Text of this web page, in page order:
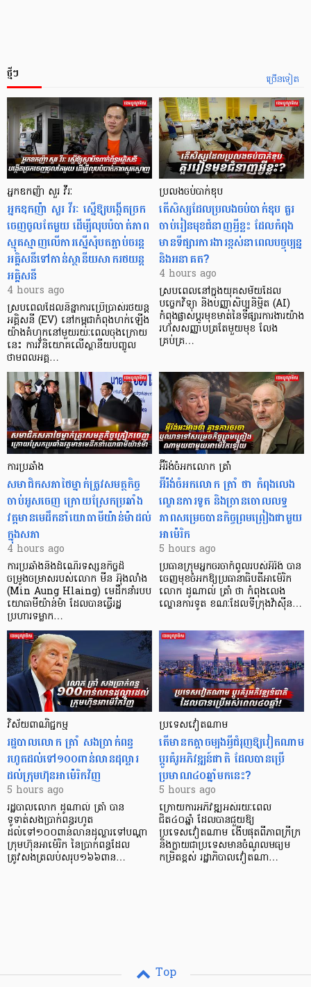
ច្រើនទៀត
ថ្មីៗ
អ្នកឧកញ៉ា សួរ វីរៈ
អ្នកឧកញ៉ា សួរ វីរៈ ស្នើឱ្យបង្កើតច្រក
ចេញចូលតែមួយ ដើម្បីលុបបំបាត់ភាព
ស្មុគស្មាញលើការស្នើសុំបតភ្ជាប់ចរន្ត
អគ្គិសនីទៅកាន់ស្ថានីយសាករថយន្ត
អគ្គិសនី
4 hours ago
ស្របពេលដែលនិន្នាការប្រើប្រាស់រថយន្ត
អគ្គិសនី (EV) នៅកម្ពុជាកំពុងហក់ឡើង
យ៉ាងគំហុកនៅមួយរយៈពេលចុងក្រោយ
នេះ ការវិនិយោគលើស្ថានីយបញ្ចូល
ថាមពលអគ្គ…
ប្រលងចប់បាក់ឌុប
តើសិស្សដែលប្រលងចប់បាក់ឌុប គួរ
ចាប់រៀនមុខជំនាញអ្វីខ្លះ ដែលកំពុង
មានទីផ្សារការងារខ្ពស់នាពេលបច្ចុប្បន្ន
និងអនាគត?
4 hours ago
ស្របពេលនៅក្នុងយុគសម័យដែល
បច្ចេកវិទ្យា និងបញ្ញាសិប្បនិម្មិត (AI)
កំពុងផ្លាស់ប្តូរមុខមាត់នៃទីផ្សារការងារយ៉ាង
រហ័សសញ្ញាបត្រតែមួយមុខ លែង
គ្រប់គ្រ…
ការប្រឆាំង
សមាជិកសភាថៃម្នាក់ត្រូវសមត្ថកិច្ច
ចាប់អូសចេញ ក្រោយស្រែកប្រឆាំង
វត្តមានមេដឹកនាំយោធាមីយ៉ាន់ម៉ាដល់
ក្នុងសភា
4 hours ago
ការប្រឆាំងនឹងដំណើរទស្សនកិច្ចដ៏
ចម្រូងចម្រាសរបស់លោក មីន អ៊ុងលាំង
(Min Aung Hlaing) មេដឹកនាំរបប
យោធាមីយ៉ាន់ម៉ា ដែលបានធ្វើរដ្ឋ
ប្រហារទម្លាក…
អ៊ីរ៉ង់ចំអកលោក ត្រាំ
អ៊ីរ៉ង់ចំអកលោក ត្រាំ ថា កំពុងលេង
ល្ខោនការទូត និងច្រានចោលលទ្ធ
ភាពសម្រេចបានកិច្ចព្រមព្រៀងជាមួយ
អាម៉េរិក
5 hours ago
ប្រធានក្រុមអ្នកចរចាកំពូលរបស់អ៊ីរ៉ង់ បាន
ចេញមុខចំអកឱ្យប្រធានាធិបតីអាម៉េរិក
លោក ដូណាល់ ត្រាំ ថា កំពុងលេង
ល្ខោនការទូត ខណៈដែលទីក្រុងវ៉ាស៊ីន…
វិស័យ​ពាណិជ្ជកម្ម
រដ្ឋបាលលោក ត្រាំ សងប្រាក់ពន្ធ
រហូតដល់ទៅ១០០ពាន់លានដុល្លារ
ដល់ក្រុមហ៊ុនអាម៉េរិកវិញ
5 hours ago
រដ្ឋបាលលោក ដូណាល់ ត្រាំ បាន​
ទូទាត់សងប្រាក់ពន្ធរហូត
ដល់ទៅ១០០ពាន់លានដុល្លារទៅបណ្ដា
ក្រុមហ៊ុនអាម៉េរិក នៃប្រាក់ពន្ធដែល
ត្រូវសងត្រលប់សរុប១៦៦ពាន…
ប្រទេសវៀតណាម
តើមានកត្តាចម្បងអ្វីជំរុញឱ្យវៀតណាម
ប្តូរគំរូអភិវឌ្ឍន៍ជាតិ ដែលបានប្រើ
ប្រមាណ៤០ឆ្នាំមកនេះ?
5 hours ago
ក្រោយការអភិវឌ្ឍអស់រយៈពេល
ជិត៤០ឆ្នាំ ដែលបានជួយឱ្យ​
ប្រទេសវៀតណាម ងើប​ផុតពីភាពក្រីក្រ
និងក្លាយជាប្រទេសមានចំណូលមធ្យម
កម្រិតខ្ពស់ រដ្ឋាភិបាលវៀតណា…
Top